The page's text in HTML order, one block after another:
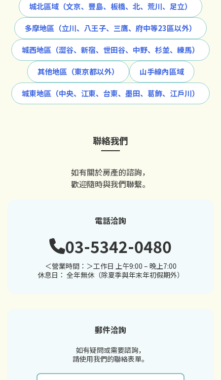
城北區域（文京、豐島、板橋、北、荒川、足立）
多摩地區（立川、八王子、三鷹、府中等23區以外）
城西地區（澀谷、新宿、世田谷、中野、杉並、練馬）
其他地區（東京都以外） 山手線內區域
城東地區（中央、江東、台東、墨田、葛飾、江戶川）
聯絡我們
如有關於房產的諮詢，
歡迎隨時與我們聯繫。
電話洽詢
03-5342-0480
＜營業時間：＞工作日 上午9:00 – 晚上7:00
休息日： 全年無休（除夏季與年末年初假期外）
郵件洽詢
如有疑問或需要諮詢，
請使用我們的聯絡表單。